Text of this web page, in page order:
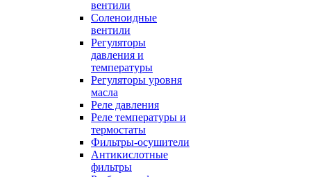
вентили
Соленоидные
вентили
Регуляторы
давления и
температуры
Регуляторы уровня
масла
Реле давления
Реле температуры и
термостаты
Фильтры-осушители
Антикислотные
фильтры